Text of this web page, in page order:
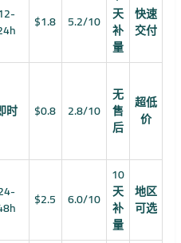
$1.8 5.2/10 天
补
量
快速
交付
时 $0.8 2.8/10
无
售
后
超低
价
$2.5 6.0/10
10
天
补
量
地区
可选